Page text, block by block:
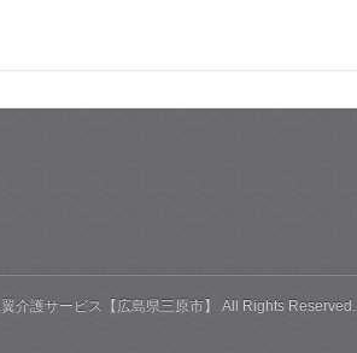
翼介護サービス【広島県三原市】 All Rights Reserved.